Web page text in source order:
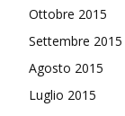
Ottobre 2015
Settembre 2015
Agosto 2015
Luglio 2015